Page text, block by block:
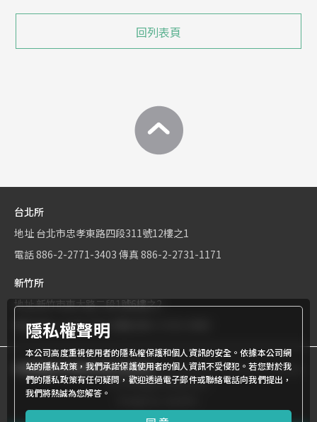
回列表頁
台北所
地址 台北市忠孝東路四段311號12樓之1
電話886-2-2771-3403 傳真 886-2-2731-1171
新竹所
地址新竹市東大路二段1號6樓之2
電話886-3-534-9161
商標權屬世界專利有限公司所有© World Patent Limited Company
Inc All Rights Reserved.
隱私權聲明
本公司高度重視使用者的隱私權保護和個人資訊的安全。依據本公司網
站的隱私政策，我們承諾保護使用者的個人資訊不受侵犯。若您對於我
們的隱私政策有任何疑問，歡迎透過電子郵件或聯絡電話向我們提出，
我們將熱誠為您解答。